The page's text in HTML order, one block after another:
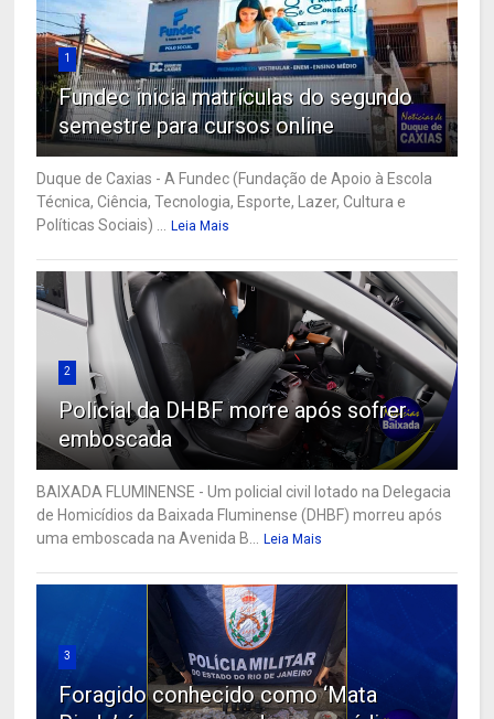
1
Fundec inicia matrículas do segundo
semestre para cursos online
Duque de Caxias - A Fundec (Fundação de Apoio à Escola
Técnica, Ciência, Tecnologia, Esporte, Lazer, Cultura e
Políticas Sociais) ...
Leia Mais
2
Policial da DHBF morre após sofrer
emboscada
BAIXADA FLUMINENSE - Um policial civil lotado na Delegacia
de Homicídios da Baixada Fluminense (DHBF) morreu após
uma emboscada na Avenida B...
Leia Mais
3
Foragido conhecido como ‘Mata